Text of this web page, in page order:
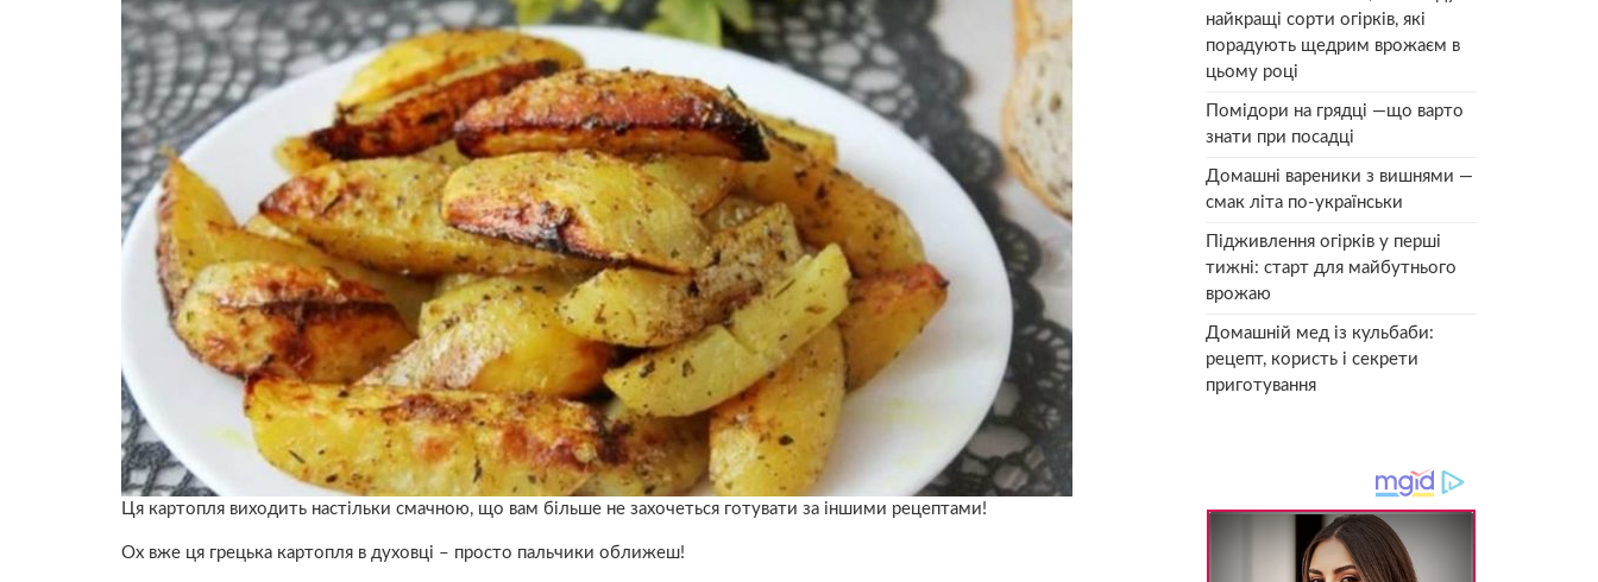
Ця картопля виходить настільки смачною, що вам більше не захочеться готувати за іншими рецептами!
Ох вже ця грецька картопля в духовці – просто пальчики оближеш!
найкращі сорти огірків, які
порадують щедрим врожаєм в
цьому році
Помідори на грядці —що варто
знати при посадці
Домашні вареники з вишнями —
смак літа по-українськи
Підживлення огірків у перші
тижні: старт для майбутнього
врожаю
Домашній мед із кульбаби:
рецепт, користь і секрети
приготування